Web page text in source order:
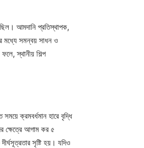
আমদানি প্রতিস্থাপক,
মধ্যে সমন্বয় সাধন ও
স্থানীয় শিল্প
ক্রমবর্ধমান হারে বৃদ্ধি
ক্ষেত্রে আগাম কর ৫
সৃষ্টি হয়। যদিও